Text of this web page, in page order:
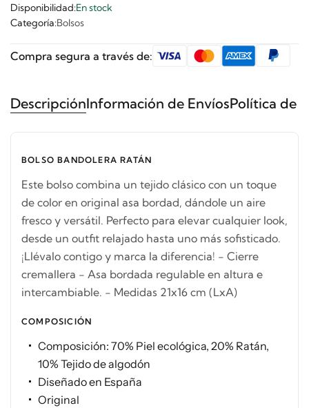
Disponibilidad:En stock
Categoría:Bolsos
Compra segura a través de:
DescripciónInformación de EnvíosPolítica de
BOLSO BANDOLERA RATÁN
Este bolso combina un tejido clásico con un toque
de color en original asa bordad, dándole un aire
fresco y versátil. Perfecto para elevar cualquier look,
desde un outfit relajado hasta uno más sofisticado.
¡Llévalo contigo y marca la diferencia! - Cierre
cremallera - Asa bordada regulable en altura e
intercambiable. - Medidas 21x16 cm (LxA)
COMPOSICIÓN
Composición: 70% Piel ecológica, 20% Ratán,
10% Tejido de algodón
Diseñado en España
Original